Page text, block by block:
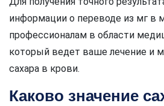
информации о переводе из мг в
профессионалам в области
который ведет ваше лечение и
сахара в крови.
Каково значение